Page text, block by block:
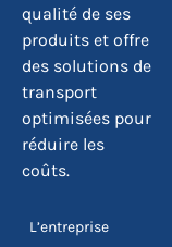
qualité de ses
produits et offre
des solutions de
transport
optimisées pour
réduire les
coûts.
L’entreprise